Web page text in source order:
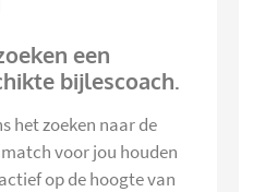
een
bijlescoach.
het zoeken naar de
voor jou houden
op de hoogte van